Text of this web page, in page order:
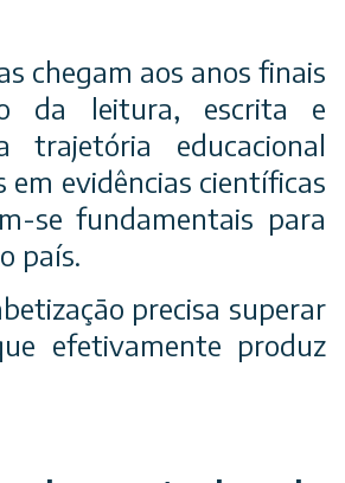
chegam aos anos finais
da leitura, escrita e
trajetória educacional
evidências científicas
se fundamentais para
país.
precisa superar
efetivamente produz